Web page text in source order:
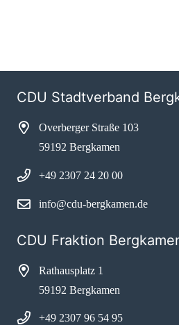
CDU Stadtverband
Overberger Straße 103
59192 Bergkamen
+49 2307 24 20 00
info@cdu-bergkamen.de
CDU Fraktion
Rathausplatz 1
59192 Bergkamen
+49 2307 96 54 95